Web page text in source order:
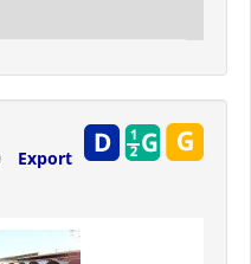
Export